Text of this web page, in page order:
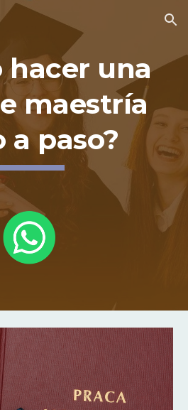
Skip to navigation
hacer una
maestría
a paso?